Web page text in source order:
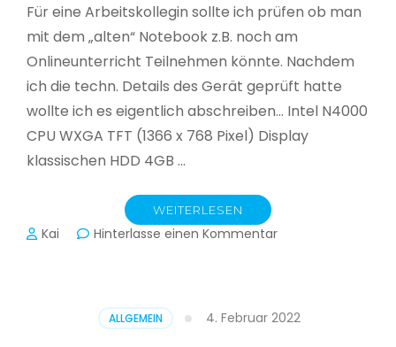
Für eine Arbeitskollegin sollte ich prüfen ob man
mit dem „alten“ Notebook z.B. noch am
Onlineunterricht Teilnehmen könnte. Nachdem
ich die techn. Details des Gerät geprüft hatte
wollte ich es eigentlich abschreiben… Intel N4000
CPU WXGA TFT (1366 x 768 Pixel) Display
klassischen HDD 4GB …
WEITERLESEN
Kai Hinterlasse einen Kommentarzu
ALLGEMEIN 4. Februar 2022